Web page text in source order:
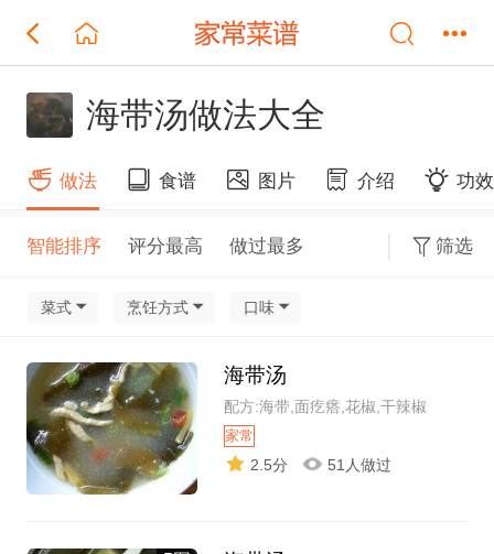
海带汤做法大全
做法 食谱 图片 介绍 功效
智能排序 评分最高 做过最多 筛选
菜式 烹饪方式 口味
海带汤
配方:海带,面疙瘩,花椒,干辣椒
家常
2.5分 51人做过